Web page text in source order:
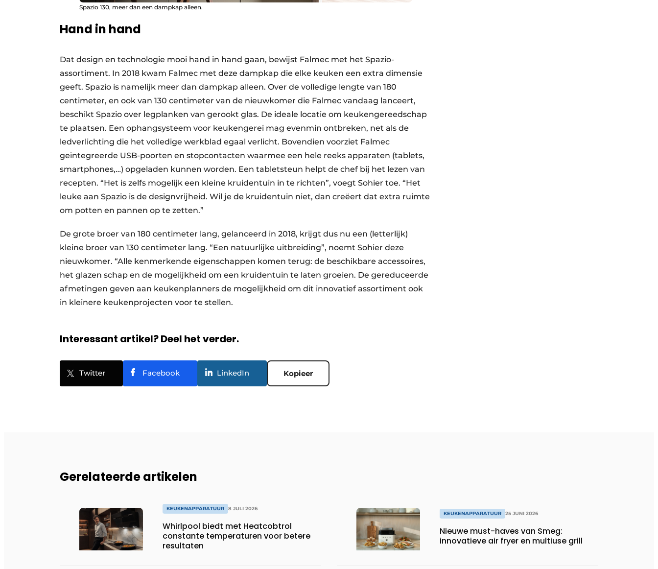
Spazio 130, meer dan een dampkap alleen.
Hand in hand
Dat design en technologie mooi hand in hand gaan, bewijst Falmec met het Spazio-
assortiment. In 2018 kwam Falmec met deze dampkap die elke keuken een extra dimensie
geeft. Spazio is namelijk meer dan dampkap alleen. Over de volledige lengte van 180
centimeter, en ook van 130 centimeter van de nieuwkomer die Falmec vandaag lanceert,
beschikt Spazio over legplanken van gerookt glas. De ideale locatie om keukengereedschap
te plaatsen. Een ophangsysteem voor keukengerei mag evenmin ontbreken, net als de
ledverlichting die het volledige werkblad egaal verlicht. Bovendien voorziet Falmec
geïntegreerde USB-poorten en stopcontacten waarmee een hele reeks apparaten (tablets,
smartphones,…) opgeladen kunnen worden. Een tabletsteun helpt de chef bij het lezen van
recepten. “Het is zelfs mogelijk een kleine kruidentuin in te richten”, voegt Sohier toe. “Het
leuke aan Spazio is de designvrijheid. Wil je de kruidentuin niet, dan creëert dat extra ruimte
om potten en pannen op te zetten.”
De grote broer van 180 centimeter lang, gelanceerd in 2018, krijgt dus nu een (letterlijk)
kleine broer van 130 centimeter lang. “Een natuurlijke uitbreiding”, noemt Sohier deze
nieuwkomer. “Alle kenmerkende eigenschappen komen terug: de beschikbare accessoires,
het glazen schap en de mogelijkheid om een kruidentuin te laten groeien. De gereduceerde
afmetingen geven aan keukenplanners de mogelijkheid om dit innovatief assortiment ook
in kleinere keukenprojecten voor te stellen.
Interessant artikel? Deel het verder.
Twitter Facebook LinkedIn Kopieer
Gerelateerde artikelen
KEUKENAPPARATUUR 8 JULI 2026
Whirlpool biedt met Heatcobtrol
constante temperaturen voor betere
resultaten
KEUKENAPPARATUUR 25 JUNI 2026
Nieuwe must-haves van Smeg:
innovatieve air fryer en multiuse grill